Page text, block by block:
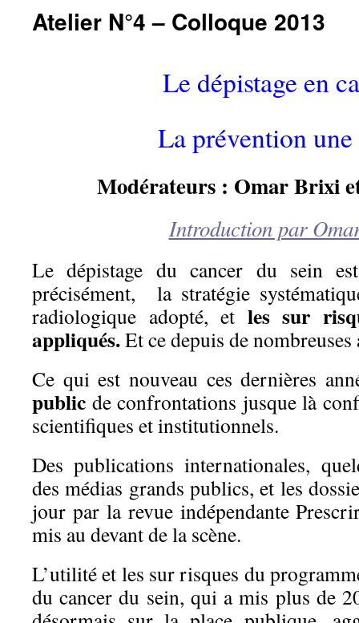
Atelier N°4 – Colloque 2013
Le dépistage en
La prévention une
Modérateurs : Omar Brixi
Introduction par
Le dépistage du cancer du sein
précisément, la stratégie
radiologique adopté, et les sur
appliqués.Et ce depuis de nombreuses
Ce qui est nouveau ces dernières
public de confrontations jusque là
scientifiques et institutionnels.
Des publications internationales,
des médias grands publics, et les
jour par la revue indépendante
mis au devant de la scène.
L’utilité et les sur risques du
du cancer du sein, qui a mis plus de